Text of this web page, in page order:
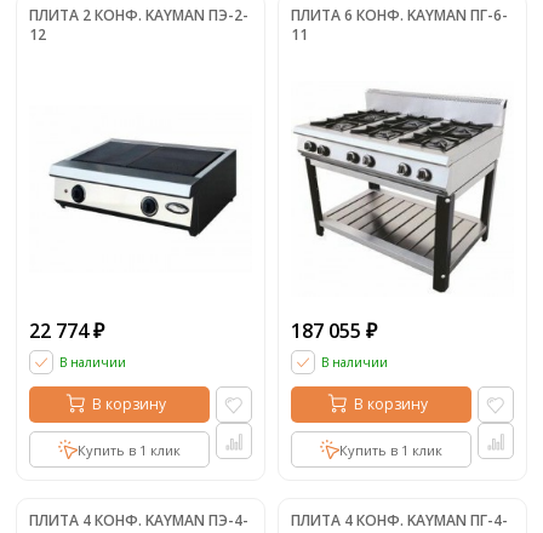
ПЛИТА 2 КОНФ. KAYMAN ПЭ-2-
12
22 774 ₽
В наличии
В корзину
Купить в 1 клик
ПЛИТА 6 КОНФ. KAYMAN ПГ-6-
11
187 055 ₽
В наличии
В корзину
Купить в 1 клик
ПЛИТА 4 КОНФ. KAYMAN ПЭ-4-
ПЛИТА 4 КОНФ. KAYMAN ПГ-4-